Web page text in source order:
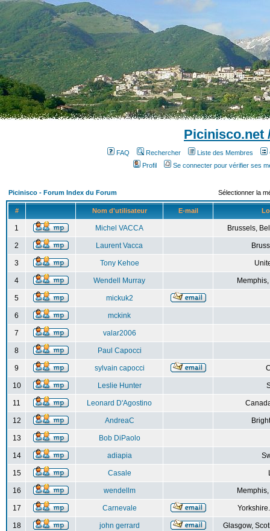
Picinisco.net
FAQ Rechercher Liste des Membres
Profil
Se connecter pour vérifier ses
Picinisco - Forum Index du Forum Sélectionner la
# Nom d'utilisateur E-mail
1 Michel VACCA Brussels,
2 Laurent Vacca
3 Tony Kehoe
4 Wendell Murray
5 mickuk2
6 mckink
7 valar2006
8 Paul Capocci
9 sylvain capocci
10 Leslie Hunter
11 Leonard D'Agostino
12 AndreaC
13 Bob DiPaolo
14 adiapia
15 Casale
16 wendellm
17 Carnevale
18 john gerrard Glasgow,